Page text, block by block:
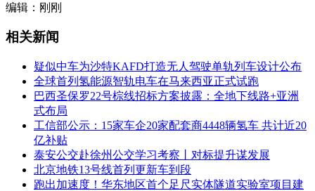
编辑：刚刚
相关新闻
疑似中车为沙特KAFD打造无人驾驶单轨列车设计公布
全球首列氢能源智轨电车在马来西亚正式试跑
巴西圣保罗22号棕线招标方案披露：全地下线路+亚洲
式布局
工信部公示：15家车企20家配套商4448辆氢车 共计近20
亿补贴
泰安公交赴徐州公交学习考察丨对标提升谋发展
北京地铁13号线首列更新车到段
跑出加速度！华东地区首个足尺实体隧道实验室项目建